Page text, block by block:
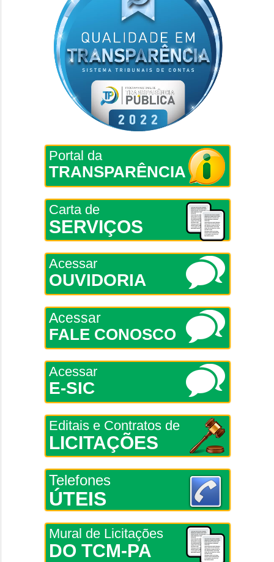
Portal da
TRANSPARÊNCIA
Carta de
SERVIÇOS
Acessar
OUVIDORIA
Acessar
FALE CONOSCO
Acessar
E-SIC
Editais e Contratos de
LICITAÇÕES
Telefones
ÚTEIS
Mural de Licitações
DO TCM-PA